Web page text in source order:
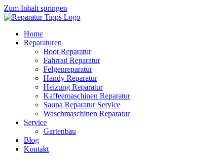
Zum Inhalt springen
Home
Reparaturen
Boot Reparatur
Fahrrad Reparatur
Felgenreparatur
Handy Reparatur
Heizung Reparatur
Kaffeemaschinen Reparatur
Sauna Reparatur Service
Waschmaschinen Reparatur
Service
Gartenbau
Blog
Kontakt